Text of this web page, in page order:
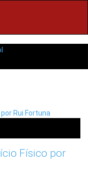
Físico por